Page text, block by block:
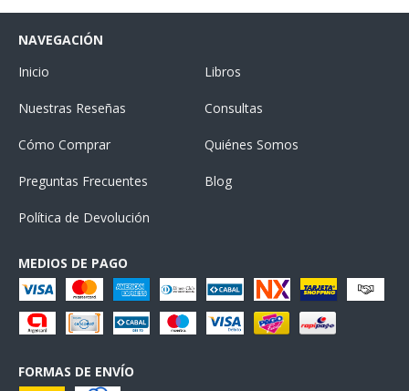
NAVEGACIÓN
Inicio
Libros
Nuestras Reseñas Consultas
Cómo Comprar Quiénes Somos
Preguntas Frecuentes Blog
Política de Devolución
MEDIOS DE PAGO
FORMAS DE ENVÍO